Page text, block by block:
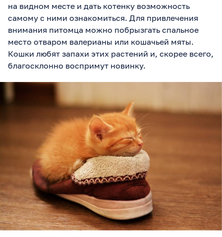
на видном месте и дать котенку возможность
самому с ними ознакомиться. Для привлечения
внимания питомца можно побрызгать спальное
место отваром валерианы или кошачьей мяты.
Кошки любят запахи этих растений и, скорее всего,
благосклонно воспримут новинку.